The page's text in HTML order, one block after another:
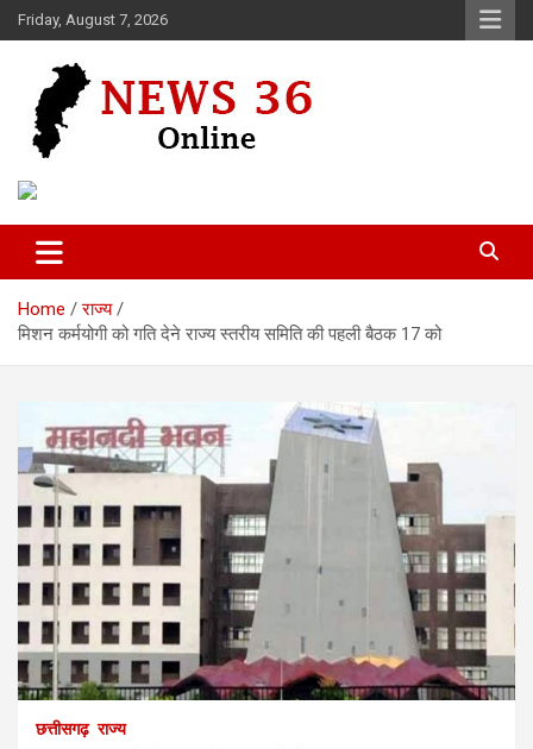
Skip
to
Friday, August 7, 2026
News 36
Home
राज्य
मिशन कर्मयोगी को गति देने राज्य स्तरीय समिति की पहली बैठक 17 को
छत्तीसगढ़ राज्य